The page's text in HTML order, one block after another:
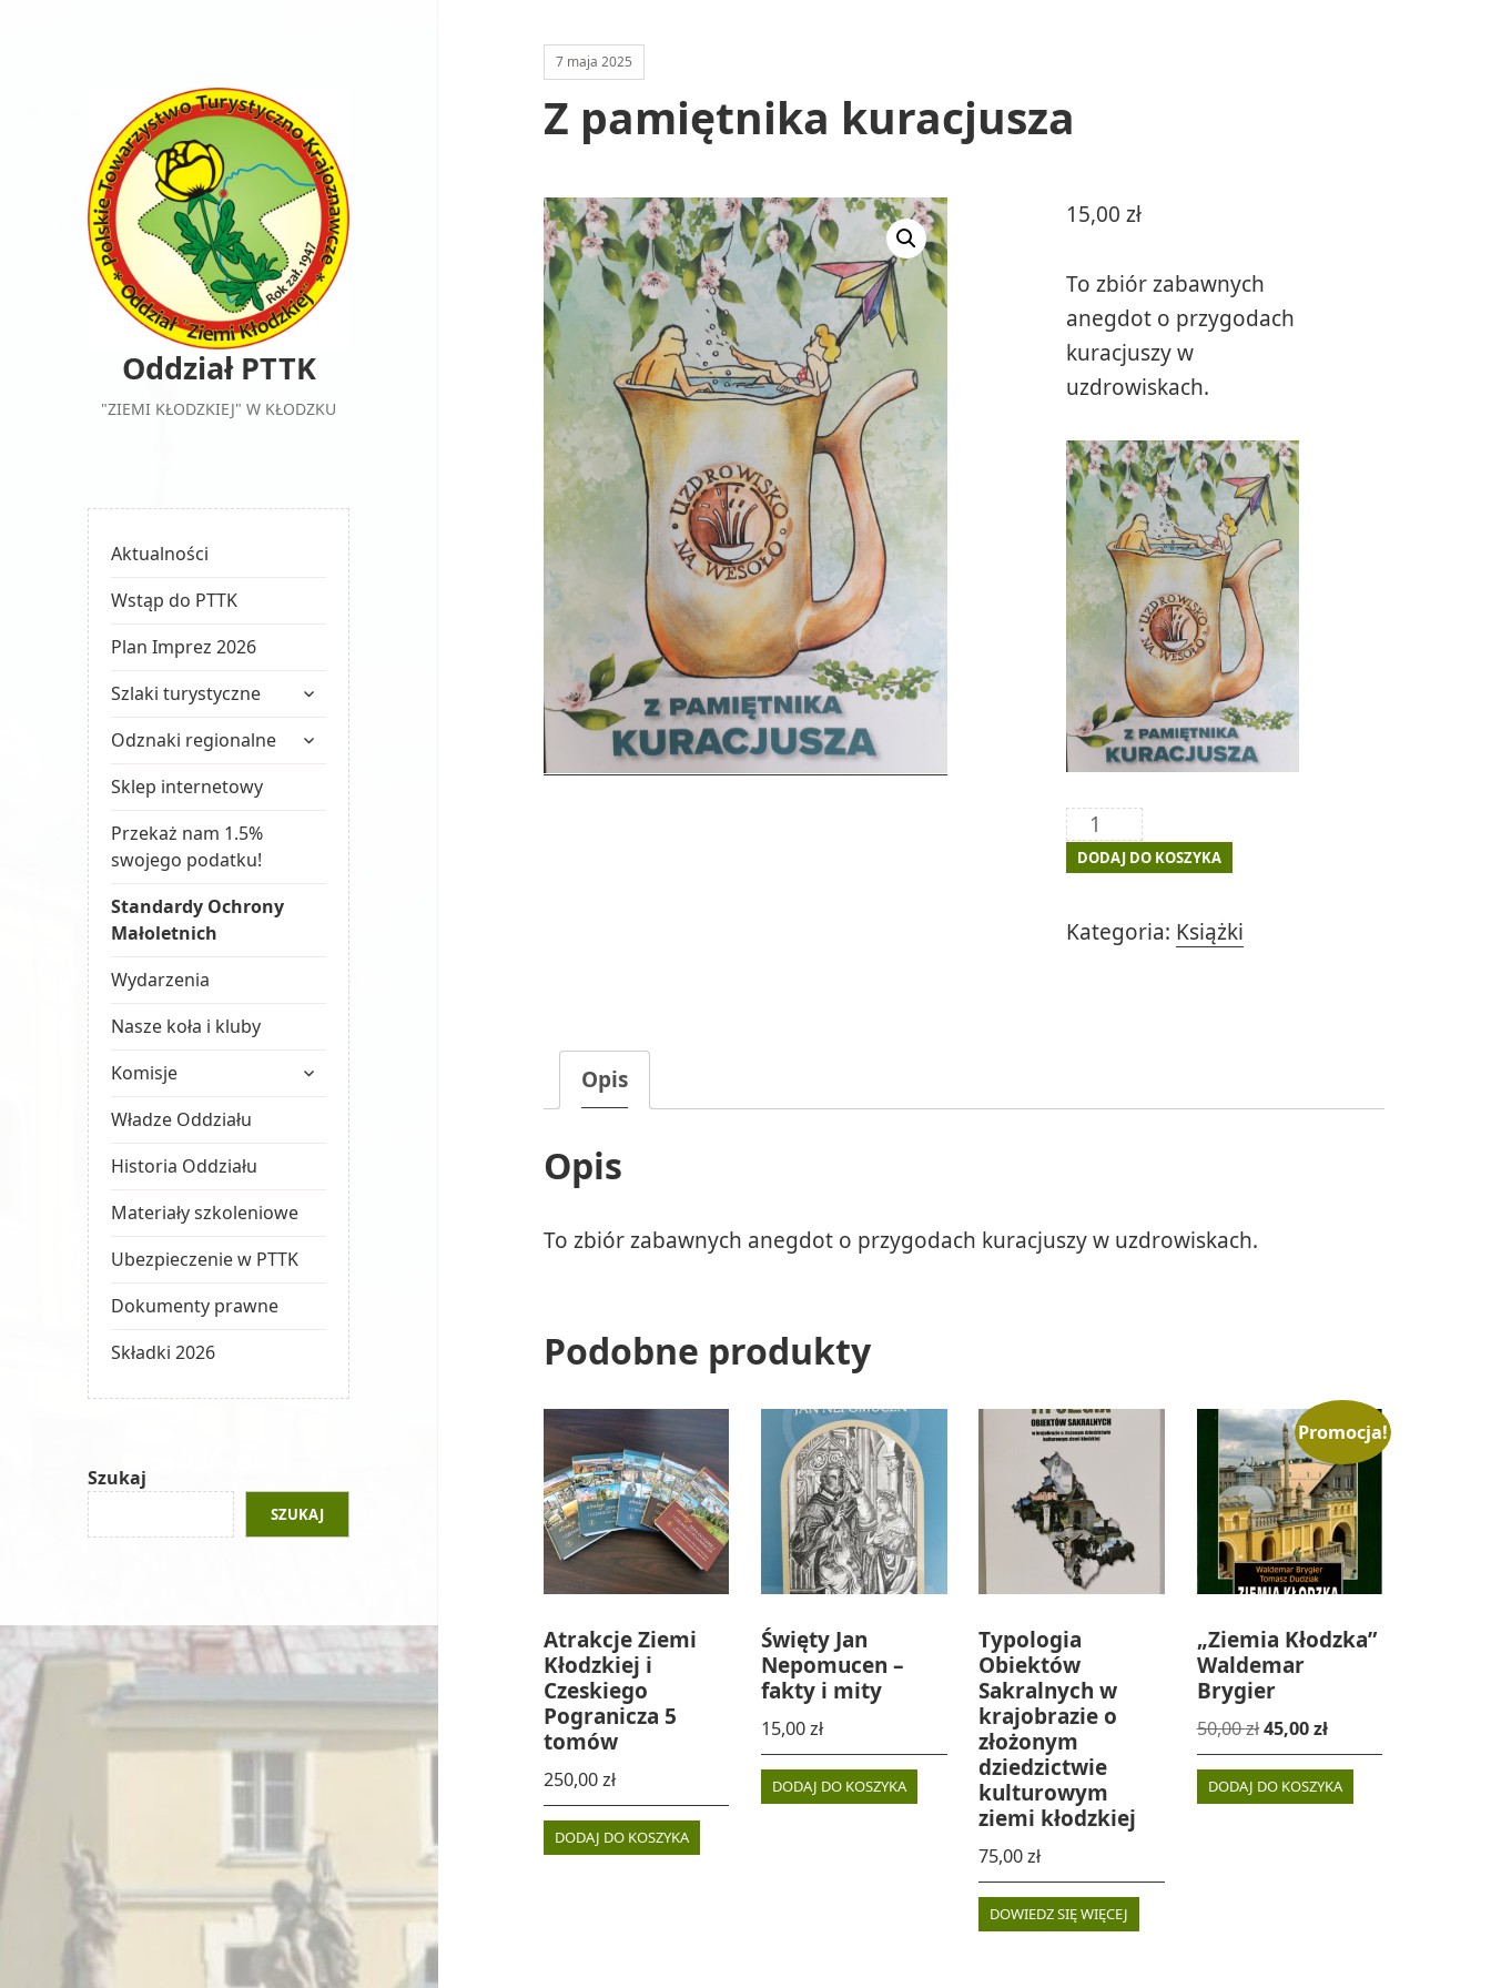
Oddział PTTK
"ZIEMI KŁODZKIEJ" W KŁODZKU
Aktualności
Wstąp do PTTK
Plan Imprez 2026
Szlaki turystyczne
rozwiń
menu
potomne
Odznaki regionalne
rozwiń
menu
potomne
Sklep internetowy
Przekaż nam 1.5%
swojego podatku!
Standardy Ochrony
Małoletnich
Wydarzenia
Nasze koła i kluby
Komisje
rozwiń
menu
potomne
Władze Oddziału
Historia Oddziału
Materiały szkoleniowe
Ubezpieczenie w PTTK
Dokumenty prawne
Składki 2026
Szukaj
SZUKAJ
7 maja 2025
Z pamiętnika kuracjusza
15,00 zł
To zbiór zabawnych
anegdot o przygodach
kuracjuszy w
uzdrowiskach.
ilość
kuracjusza
DODAJ DO KOSZYKA
Kategoria: Książki
Opis
Opis
To zbiór zabawnych anegdot o przygodach kuracjuszy w uzdrowiskach.
Podobne produkty
Atrakcje Ziemi
Kłodzkiej i
Czeskiego
Pogranicza 5
tomów
250,00zł
DODAJ DO KOSZYKA
Święty Jan
Nepomucen –
fakty i mity
15,00zł
DODAJ DO KOSZYKA
Typologia
Obiektów
Sakralnych w
krajobrazie o
złożonym
dziedzictwie
kulturowym
ziemi kłodzkiej
75,00zł
DOWIEDZ SIĘ WIĘCEJ
Promocja!
„Ziemia Kłodzka”
Waldemar
Brygier
50,00złPierwotna
cena
wynosiła:
45,00złAktualna
cena
wynosi:
DODAJ DO KOSZYKA